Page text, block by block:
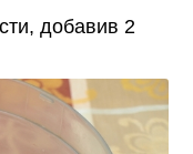
добавив 2